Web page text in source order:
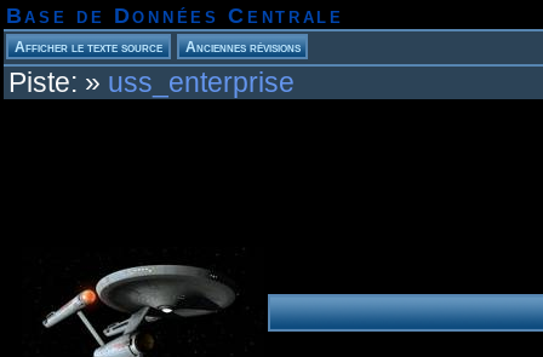
Base de Données Centrale
Piste: » uss_enterprise